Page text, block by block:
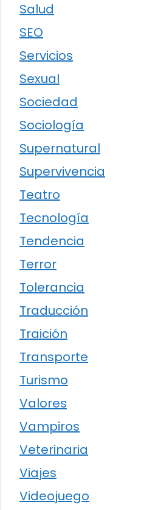
Salud
SEO
Servicios
Sexual
Sociedad
Sociología
Supernatural
Supervivencia
Teatro
Tecnología
Tendencia
Terror
Tolerancia
Traducción
Traición
Transporte
Turismo
Valores
Vampiros
Veterinaria
Viajes
Videojuego